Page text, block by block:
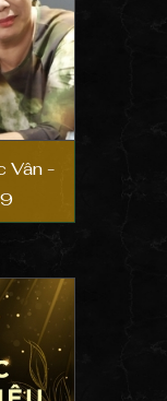
Vân -